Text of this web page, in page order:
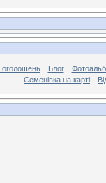
Блог
Семенівка на карті